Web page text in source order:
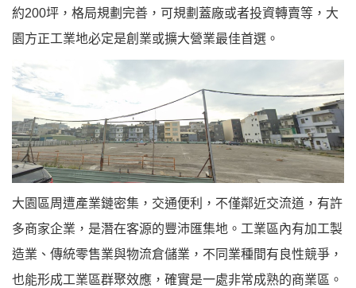
約200坪，格局規劃完善，可規劃蓋廠或者投資轉賣等，大
園方正工業地必定是創業或擴大營業最佳首選。
大園區周遭產業鏈密集，交通便利，不僅鄰近交流道，有許
多商家企業，是潛在客源的豐沛匯集地。 工業區內有加工製
造業、傳統零售業與物流倉儲業，不同業種間有良性競爭，
也能形成工業區群聚效應，確實是一處非常成熟的商業區。